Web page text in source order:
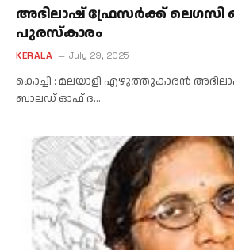
അഭിലാഷ് ഫ്രേസർക്ക് ലെഗസി
പുരസ്കാരം
KERALA July 29, 2025
കൊച്ചി : മലയാളി എഴുത്തുകാരൻ
ബാലഡ് ഓഫ് ദ…